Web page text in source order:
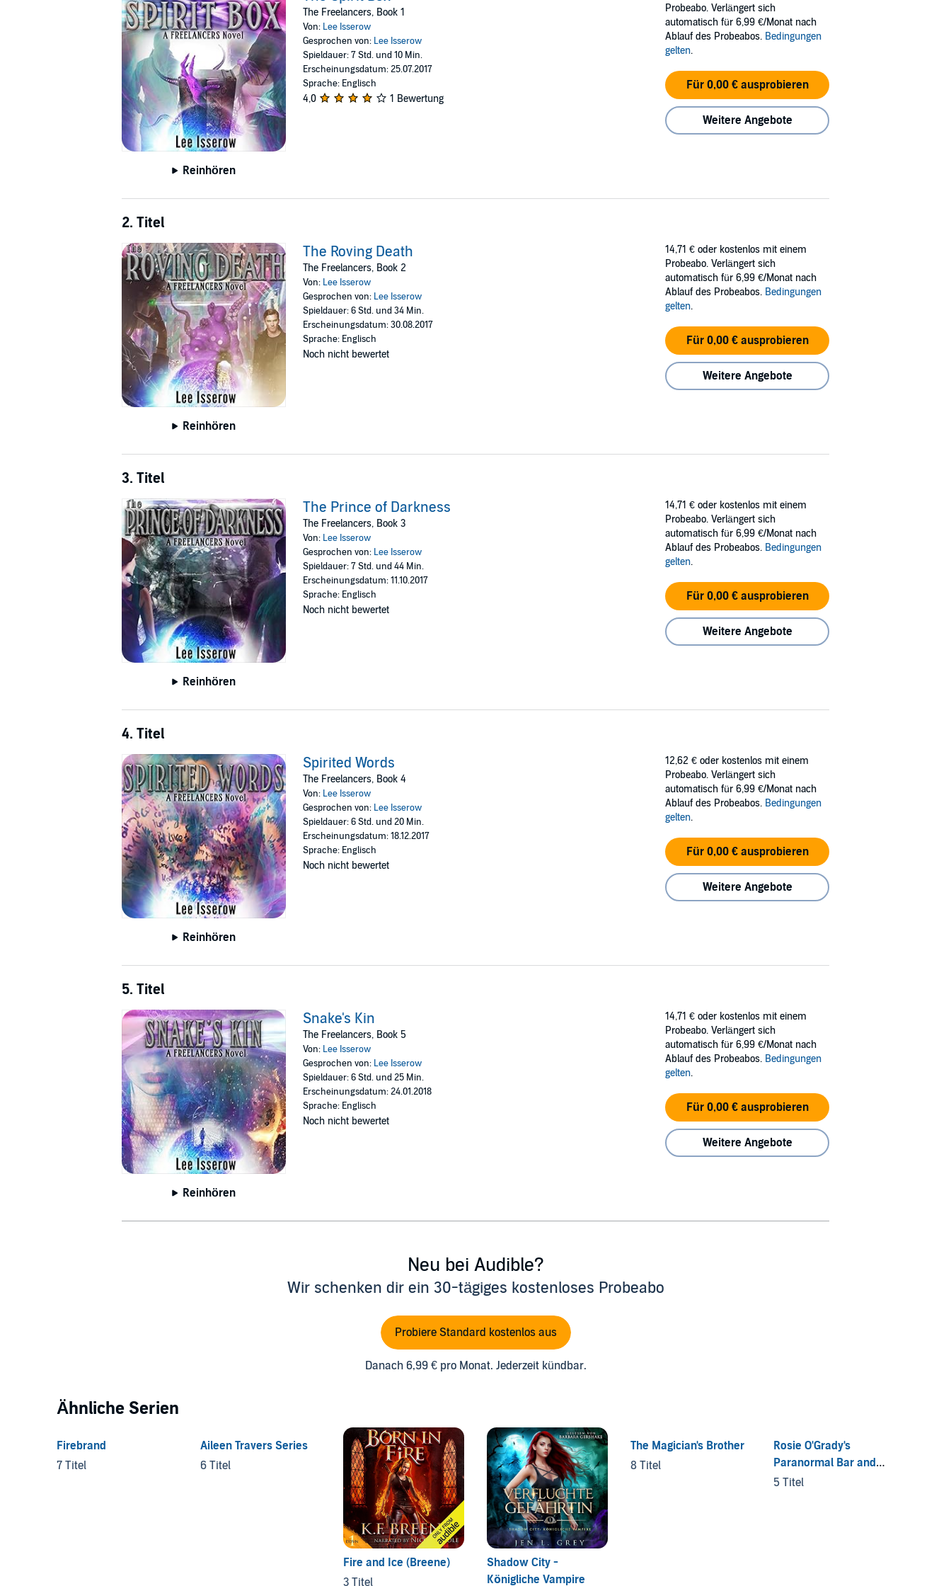
©2017 Lee Isserow (P)2017 Lee Isserow
Reinhören
The Freelancers, Book 1
Von: Lee Isserow
Gesprochen von: Lee Isserow
Spieldauer: 7 Std. und 10 Min.
Erscheinungsdatum: 25.07.2017
Sprache: Englisch
4,0 1 Bewertung
Probeabo. Verlängert sich
automatisch für 6,99 €/Monat nach
Ablauf des Probeabos. Bedingungen
gelten.
Für 0,00 € ausprobieren
Weitere Angebote
2. Titel
Reinhören
The Roving Death
The Freelancers, Book 2
Von: Lee Isserow
Gesprochen von: Lee Isserow
Spieldauer: 6 Std. und 34 Min.
Erscheinungsdatum: 30.08.2017
Sprache: Englisch
Noch nicht bewertet
14,71 € oder kostenlos mit einem
Probeabo. Verlängert sich
automatisch für 6,99 €/Monat nach
Ablauf des Probeabos. Bedingungen
gelten.
Für 0,00 € ausprobieren
Weitere Angebote
3. Titel
Reinhören
The Prince of Darkness
The Freelancers, Book 3
Von: Lee Isserow
Gesprochen von: Lee Isserow
Spieldauer: 7 Std. und 44 Min.
Erscheinungsdatum: 11.10.2017
Sprache: Englisch
Noch nicht bewertet
14,71 € oder kostenlos mit einem
Probeabo. Verlängert sich
automatisch für 6,99 €/Monat nach
Ablauf des Probeabos. Bedingungen
gelten.
Für 0,00 € ausprobieren
Weitere Angebote
4. Titel
Reinhören
Spirited Words
The Freelancers, Book 4
Von: Lee Isserow
Gesprochen von: Lee Isserow
Spieldauer: 6 Std. und 20 Min.
Erscheinungsdatum: 18.12.2017
Sprache: Englisch
Noch nicht bewertet
12,62 € oder kostenlos mit einem
Probeabo. Verlängert sich
automatisch für 6,99 €/Monat nach
Ablauf des Probeabos. Bedingungen
gelten.
Für 0,00 € ausprobieren
Weitere Angebote
5. Titel
Reinhören
Snake's Kin
The Freelancers, Book 5
Von: Lee Isserow
Gesprochen von: Lee Isserow
Spieldauer: 6 Std. und 25 Min.
Erscheinungsdatum: 24.01.2018
Sprache: Englisch
Noch nicht bewertet
14,71 € oder kostenlos mit einem
Probeabo. Verlängert sich
automatisch für 6,99 €/Monat nach
Ablauf des Probeabos. Bedingungen
gelten.
Für 0,00 € ausprobieren
Weitere Angebote
Neu bei Audible?
Wir schenken dir ein 30-tägiges kostenloses Probeabo
Probiere Standard kostenlos aus
Danach 6,99 € pro Monat. Jederzeit kündbar.
Ähnliche Serien
Firebrand
7 Titel
Aileen Travers Series
6 Titel
Fire and Ice (Breene)
3 Titel
Shadow City -
Königliche Vampire
The Magician's Brother
8 Titel
Rosie O'Grady's
Paranormal Bar and
Grill
5 Titel